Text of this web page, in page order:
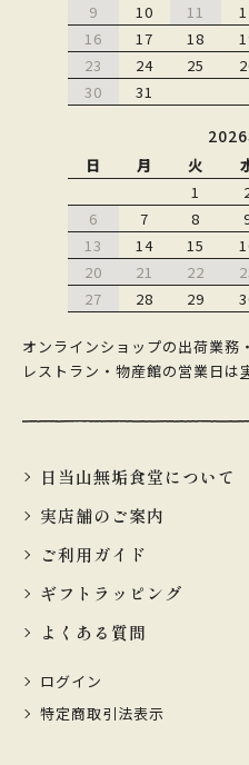
9
10 11
16
17 18
23
24 25
30
31
日 月 火
1
6
7 8
13
14 15
20
21 22
27
28 29
オンラインショップの出荷業務
レストラン・物産館の営業日は
日当山無垢食堂について
実店舗のご案内
ご利用ガイド
ギフトラッピング
よくある質問
ログイン
特定商取引法表示